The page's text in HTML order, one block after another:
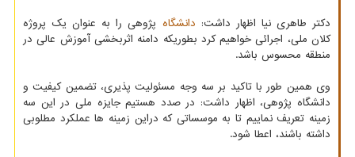
دکتر طاهری نیا اظهار داشت: دانشگاه پژوهی را به عنوان یک پروژه
کلان ملی، اجرائی خواهیم کرد بطوریکه دامنه اثربخشی آموزش عالی در
منطقه محسوس باشد.
وی همین طور با تاکید بر سه وجه مسئولیت پذیری، تضمین کیفیت و
دانشگاه پژوهی، اظهار داشت: در صدد هستیم جایزه ملی در این سه
زمینه تعریف نماییم تا به موسساتی که دراین زمینه ها عملکرد مطلوبی
داشته باشند، اعطا شود.